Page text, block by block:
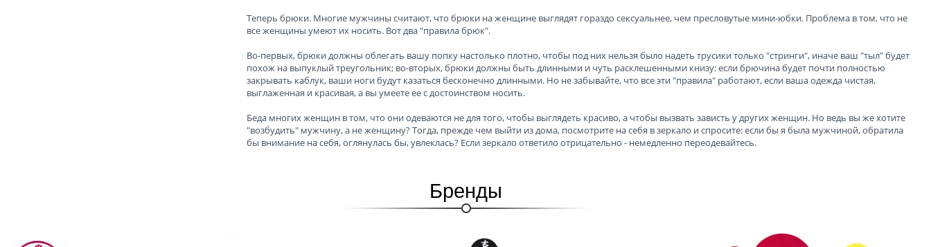
Теперь брюки. Многие мужчины считают, что брюки на женщине выглядят гораздо сексуальнее, чем пресловутые мини-юбки. Проблема в том, что не
все женщины умеют их носить. Вот два "правила брюк".
Во-первых, брюки должны облегать вашу попку настолько плотно, чтобы под них нельзя было надеть трусики только "стринги", иначе ваш "тыл" будет
похож на выпуклый треугольник; во-вторых, брюки должны быть длинными и чуть расклешенными книзу: если брючина будет почти полностью
закрывать каблук, ваши ноги будут казаться бесконечно длинными. Но не забывайте, что все эти "правила" работают, если ваша одежда чистая,
выглаженная и красивая, а вы умеете ее с достоинством носить.
Беда многих женщин в том, что они одеваются не для того, чтобы выглядеть красиво, а чтобы вызвать зависть у других женщин. Но ведь вы же хотите
"возбудить" мужчину, а не женщину? Тогда, прежде чем выйти из дома, посмотрите на себя в зеркало и спросите: если бы я была мужчиной, обратила
бы внимание на себя, оглянулась бы, увлеклась? Если зеркало ответило отрицательно - немедленно переодевайтесь.
Бренды